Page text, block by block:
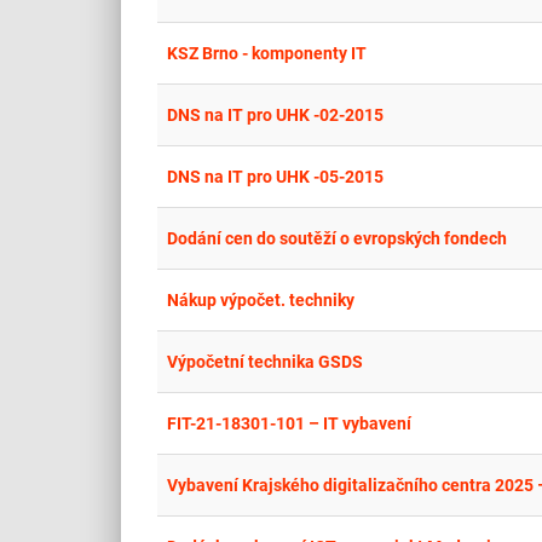
KSZ Brno - komponenty IT
DNS na IT pro UHK -02-2015
DNS na IT pro UHK -05-2015
Dodání cen do soutěží o evropských fondech
Nákup výpočet. techniky
Výpočetní technika GSDS
FIT-21-18301-101 – IT vybavení
Vybavení Krajského digitalizačního centra 2025